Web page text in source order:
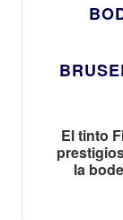
El tinto
la